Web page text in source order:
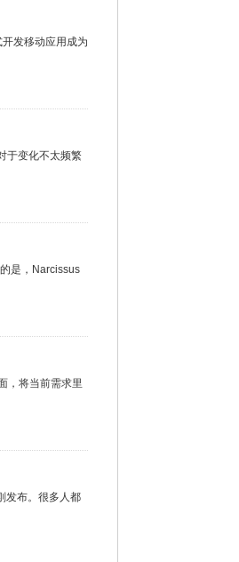
发移动应用成为
于变化不太频繁
是，Narcissus
，将当前需求里
发布。很多人都